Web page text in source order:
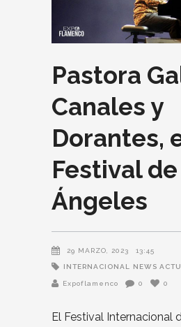
Pastora
Canales y
Dorantes,
Festival
Ángeles
29 MARZO, 2023 13:45
INTERNACIONAL NEWS
Expoflamenco 0 0
El Festival Internacional